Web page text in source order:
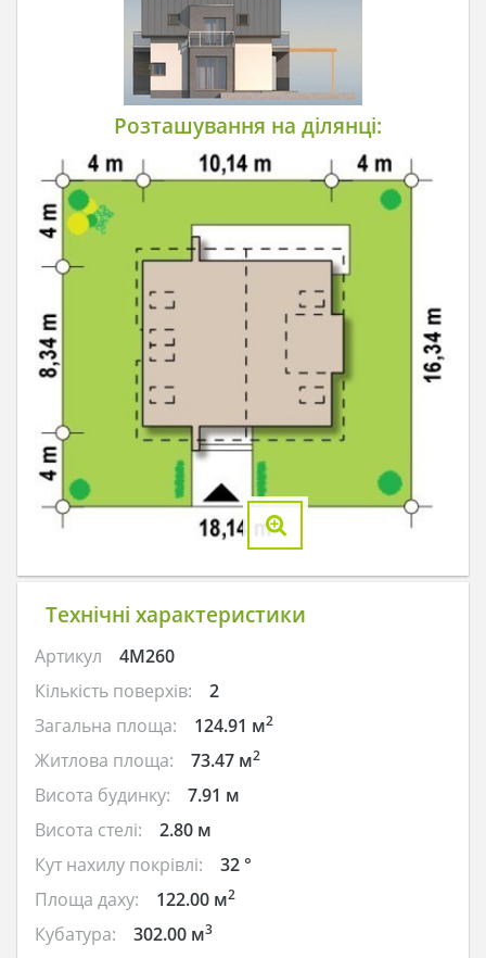
Розташування на ділянці:
Технічні характеристики
Артикул
4M260
Кількість поверхів:
2
Загальна площа:
124.91 м2
Житлова площа: 73.47 м2
Висота будинку:
7.91 м
Висота стелі:
2.80 м
Кут нахилу покрівлі:
32 °
Площа даху:
122.00 м2
Кубатура: 302.00 м3